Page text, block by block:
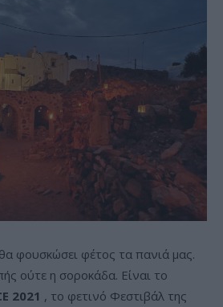
φουσκώσει φέτος τα πανιά μας.
ούτε η σοροκάδα. Είναι το
2021 , το φετινό Φεστιβάλ της